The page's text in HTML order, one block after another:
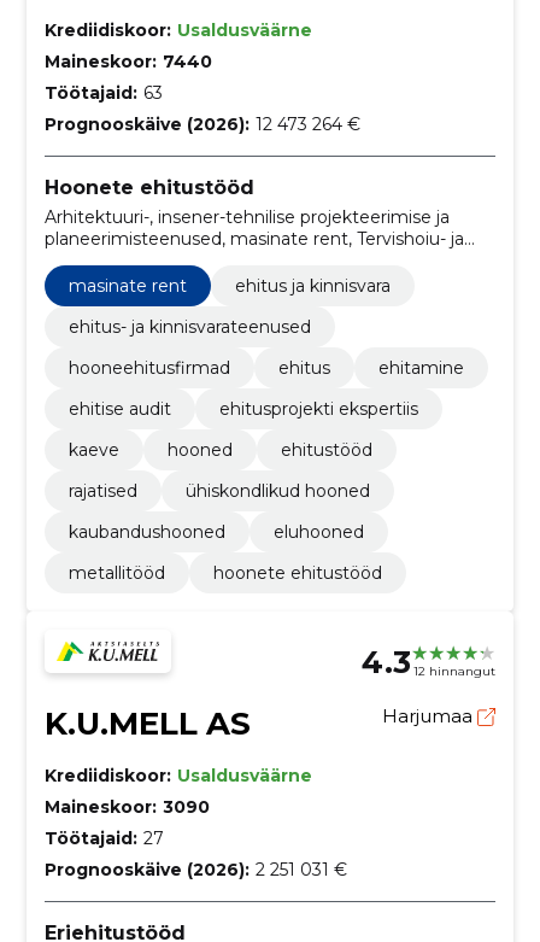
Krediidiskoor: Usaldusväärne
Maineskoor: 7440
Töötajaid: 63
Prognooskäive (2026): 12 473 264 €
Hoonete ehitustööd
Arhitektuuri-, insener-tehnilise projekteerimise ja
planeerimisteenused, masinate rent, Tervishoiu- ja
sotsiaalteenustega seotud hoonete,
krematooriumide ja avalike käimlate ehitustööd,
Lasteaedade ehitustööd, Muuseumide ehitustööd,
elektripaigaldustööd, Lammutamine, ehitusplatsi
ehitustööd, Ehitiste või nende osade ehitustööd ja
masinate rent
ehitus ja kinnisvara
ehitus- ja kinnisvarateenused
hooneehitusfirmad
ehitus
ehitamine
ehitise audit
ehitusprojekti ekspertiis
kaeve
hooned
ehitustööd
rajatised
ühiskondlikud hooned
kaubandushooned
eluhooned
metallitööd
hoonete ehitustööd
4.3 12 hinnangut
K.U.MELL AS Harjumaa
Krediidiskoor: Usaldusväärne
Maineskoor: 3090
Töötajaid: 27
Prognooskäive (2026): 2 251 031 €
Eriehitustööd